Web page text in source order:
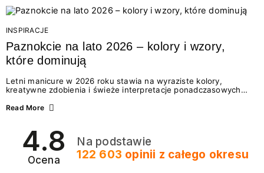
Motywem przewodnim jest eksplorowanie i kolekcjonowanie
letnich momentów. Z tej okazji przygotowaliśmy coś absolutnie
wyjątkowego: wielki konkurs z wakacje.pl oraz dawkę
najgorętszych trendów w...
INSPIRACJE
Paznokcie na lato 2026 – kolory i wzory,
które dominują
Letni manicure w 2026 roku stawia na wyraziste kolory,
kreatywne zdobienia i świeże interpretacje ponadczasowych
zarówno energetycznych odcieni inspirowanych wakacjami, jak
2026? Znajdź inspirację dla swojego manicure!
Read More
4.8
Ocena
Na podstawie
122 603 opinii z całego okresu